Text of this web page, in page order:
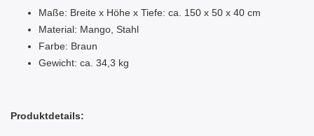
Maße: Breite x Höhe x Tiefe: ca. 150 x 50 x 40 cm
Material: Mango, Stahl
Farbe: Braun
Gewicht: ca. 34,3 kg
Produktdetails: